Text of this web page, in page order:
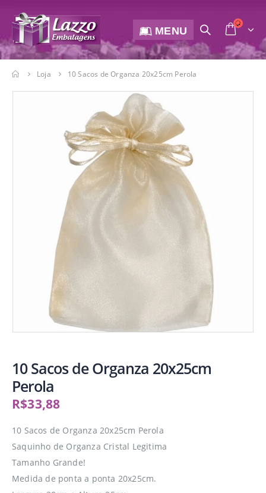
MENU
Loja 10 Sacos de Organza 20x25cm Perola
10 Sacos de Organza 20x25cm
Perola
R$33,88
10 Sacos de Organza 20x25cm Perola
Saquinho de Organza Cristal Legitima
Tamanho Grande!
Medida de ponta a ponta 20x25cm.